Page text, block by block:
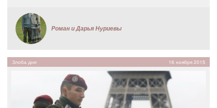
Роман и Дарья Нуриевы
Злоба дня 16 ноября 2015